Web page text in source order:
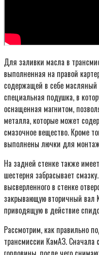
Для заливки масла в
выполненная на правой
содержащей в себе масляный
специальная подушка, в
оснащенная магнитом,
металла, которые может
смазочное вещество. Кроме
выполнены лючки для
На задней стенке также
шестерня забрасывает
высверленного в стенке
закрывающую вторичный вал
приводящую в действие
Рассмотрим, как правильно
трансмиссии КамАЗ. Сначала